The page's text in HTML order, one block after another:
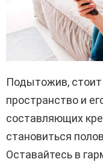
Подытожив, стоит
пространство и
составляющих
становиться
Оставайтесь в